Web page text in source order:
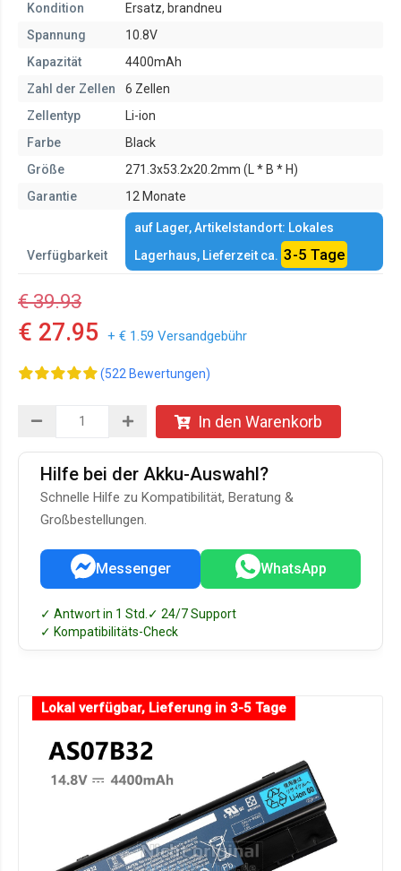
Kondition
Ersatz, brandneu
Spannung
10.8V
Kapazität
4400mAh
Zahl der Zellen
6 Zellen
Zellentyp
Li-ion
Farbe
Black
Größe
271.3x53.2x20.2mm (L * B * H)
Garantie
12 Monate
Verfügbarkeit
auf Lager, Artikelstandort: Lokales
Lagerhaus, Lieferzeit ca. 3-5 Tage
€ 39.93
€ 27.95 + € 1.59 Versandgebühr
(522 Bewertungen)
In den Warenkorb
Hilfe bei der Akku-Auswahl?
Schnelle Hilfe zu Kompatibilität, Beratung &
Großbestellungen.
Messenger WhatsApp
✓ Antwort in 1 Std. ✓ 24/7 Support
✓ Kompatibilitäts-Check
Lokal verfügbar, Lieferung in 3-5 Tage